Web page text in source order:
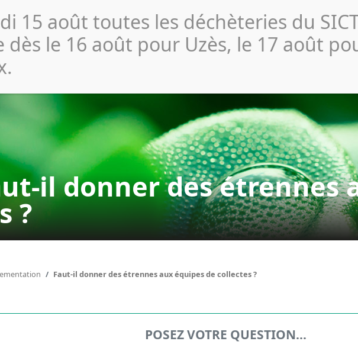
Vos
démarches
Collecte et
Compostage Déchèterie
il donner des étrennes
?
Faut-il donner des étrennes aux équipes de collectes ?
15 août toutes les déchèteries du
le 16 août pour Uzès, le 17 août